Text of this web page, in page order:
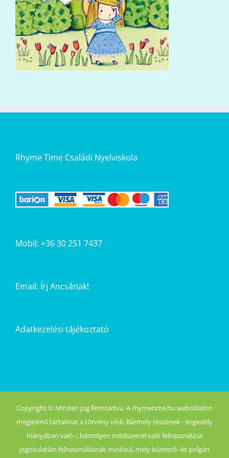
Rhyme Time Családi Nyelviskola
Mobil: +36 30 251 7437
Email: Írj Ancsának!
Adatkezelési tájékoztató
Copyright © Minden jog fenntartva. A rhymetime.hu weboldalon
megjelenő tartalmat a törvény védi. Bármely részének - engedély
hiányában való -, bármilyen módszerrel való felhasználása
jogosulatlan felhasználásnak minősül, mely büntető- és polgári